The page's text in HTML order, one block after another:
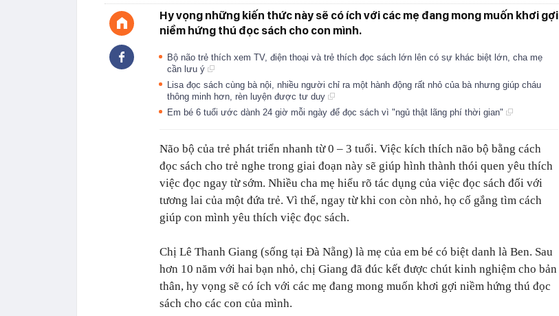
Hy vọng những kiến thức này sẽ có ích với các mẹ đang mong muốn khơi gợi
niềm hứng thú đọc sách cho con mình.
Bộ não trẻ thích xem TV, điện thoại và trẻ thích đọc sách lớn lên có sự khác biệt lớn, cha mẹ
cần lưu ý
Lisa đọc sách cùng bà nội, nhiều người chỉ ra một hành động rất nhỏ của bà nhưng giúp cháu
thông minh hơn, rèn luyện được tư duy
Em bé 6 tuổi ước dành 24 giờ mỗi ngày để đọc sách vì "ngủ thật lãng phí thời gian"
Não bộ của trẻ phát triển nhanh từ 0 – 3 tuổi. Việc kích thích não bộ bằng cách
đọc sách cho trẻ nghe trong giai đoạn này sẽ giúp hình thành thói quen yêu thích
việc đọc ngay từ sớm. Nhiều cha mẹ hiểu rõ tác dụng của việc đọc sách đối với
tương lai của một đứa trẻ. Vì thế, ngay từ khi con còn nhỏ, họ cố gắng tìm cách
giúp con mình yêu thích việc đọc sách.
Chị Lê Thanh Giang (sống tại Đà Nẵng) là mẹ của em bé có biệt danh là Ben. Sau
hơn 10 năm với hai bạn nhỏ, chị Giang đã đúc kết được chút kinh nghiệm cho bản
thân, hy vọng sẽ có ích với các mẹ đang mong muốn khơi gợi niềm hứng thú đọc
sách cho các con của mình.